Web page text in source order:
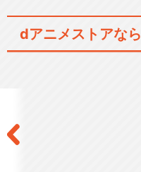
dアニメストアなら